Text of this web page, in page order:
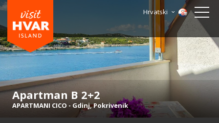
Hrvatski
Apartman B 2+2
APARTMANI CICO - Gdinj,Pokrivenik